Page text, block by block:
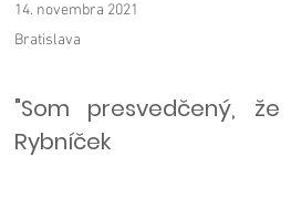
14. novembra 2021
Bratislava
"Som presvedčený,
Rybníček